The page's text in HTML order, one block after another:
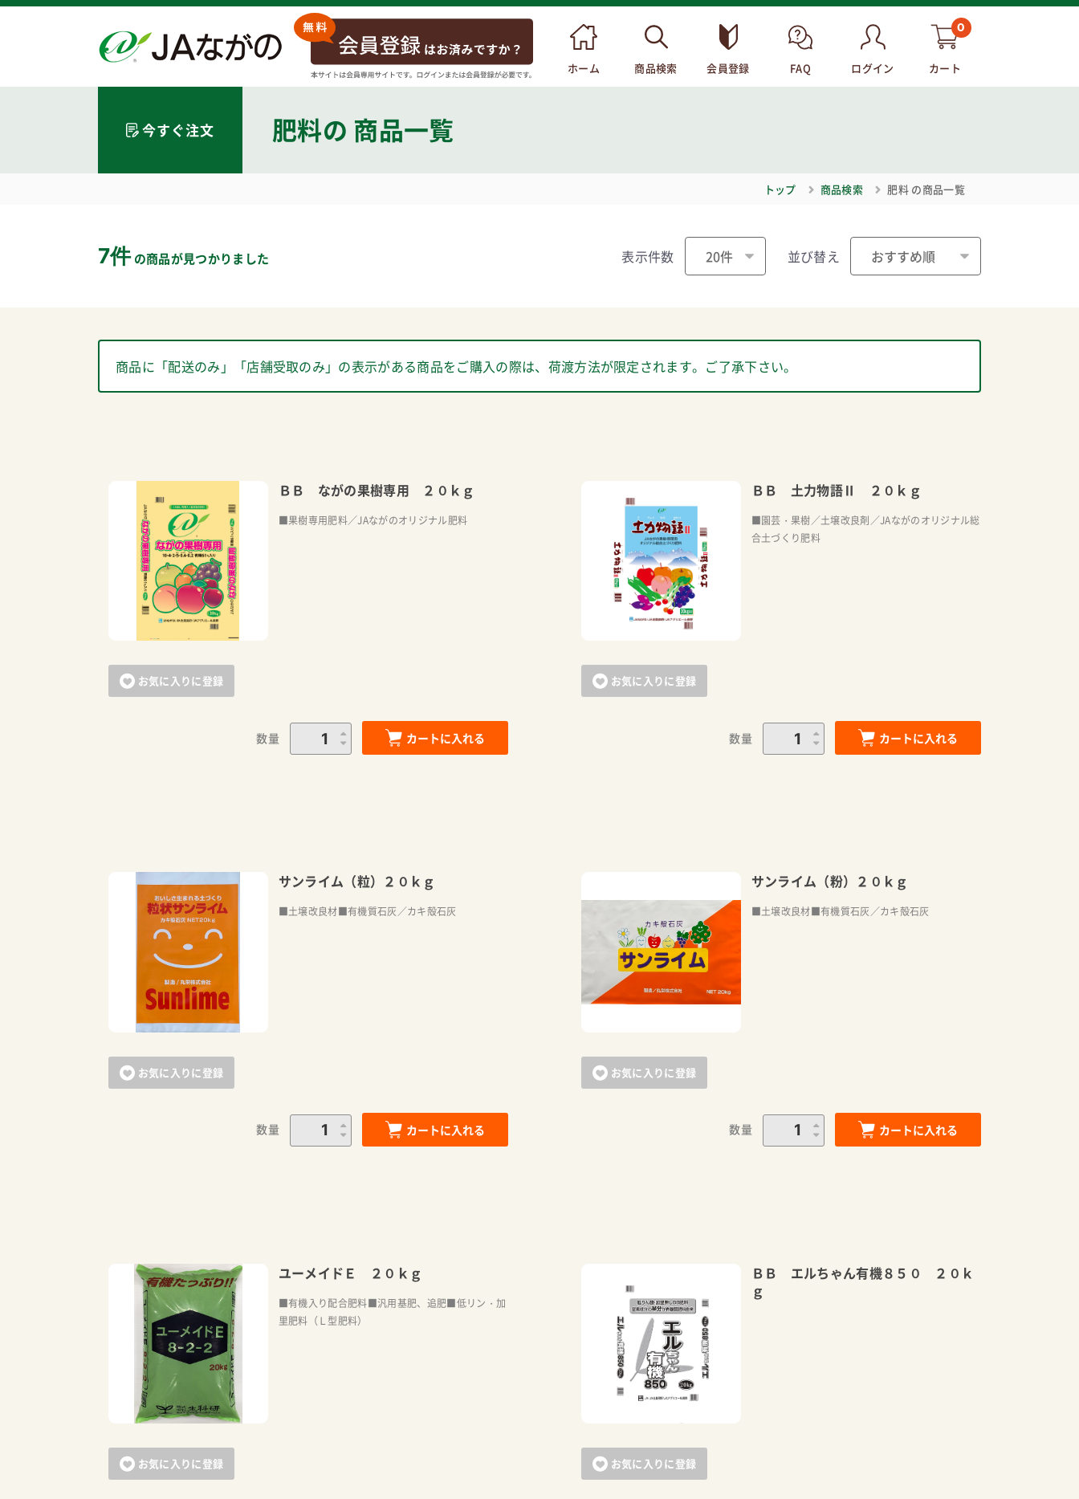
ホーム 商品検索 会員登録 FAQ ログイン
0
カート
今すぐ注文 肥料の 商品一覧
トップ 商品検索 肥料 の商品一覧
7件 の商品が見つかりました 表示件数 並び替え
商品に「配送のみ」「店舗受取のみ」の表示がある商品をご購入の際は、荷渡方法が限定されます。ご了承下さい。
お気に入りに登録
ＢＢ ながの果樹専用 ２０ｋｇ
■果樹専用肥料／JAながのオリジナル肥料
数量 カートに入れる
お気に入りに登録
ＢＢ 土力物語Ⅱ ２０ｋｇ
■園芸・果樹／土壌改良剤／JAながのオリジナル総
合土づくり肥料
数量 カートに入れる
お気に入りに登録
サンライム（粒）２０ｋｇ
■土壌改良材■有機質石灰／カキ殻石灰
数量 カートに入れる
お気に入りに登録
サンライム（粉）２０ｋｇ
■土壌改良材■有機質石灰／カキ殻石灰
数量 カートに入れる
お気に入りに登録
ユーメイドＥ ２０ｋｇ
■有機入り配合肥料■汎用基肥、追肥■低リン・加
里肥料（Ｌ型肥料）
お気に入りに登録
ＢＢ エルちゃん有機８５０ ２０ｋ
ｇ
カートに追加しました。
カートへ進む